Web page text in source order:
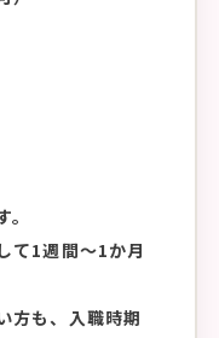
て1週間〜1か月
方も、入職時期